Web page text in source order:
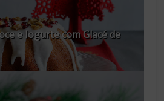
e Iogurte com Glacé de